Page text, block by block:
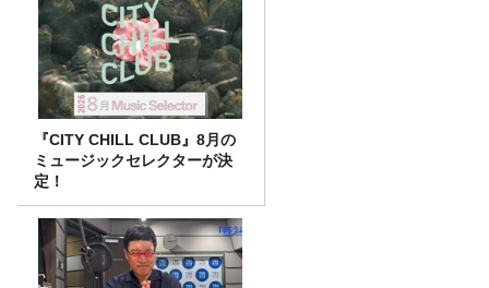
『CITY CHILL CLUB』8月の
ミュージックセレクターが決
定！